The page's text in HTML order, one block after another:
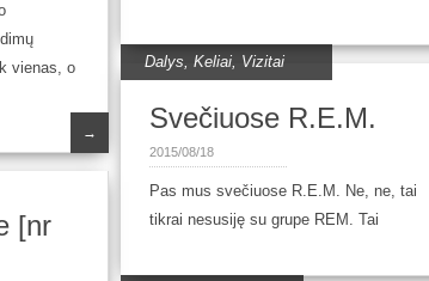
vienas, o
→
Dalys,Keliai, Vizitai
Svečiuose R.E.M.
2015/08/18
Pas mus svečiuose R.E.M. Ne, ne, tai
tikrai nesusiję su grupe REM. Tai
[nr